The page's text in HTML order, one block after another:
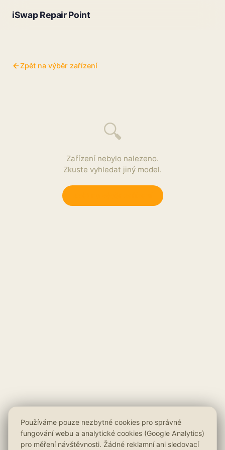
iSwap Repair Point
Zpět na výběr zařízení
🔍
Zařízení nebylo nalezeno.
Zkuste vyhledat jiný model.
Používáme pouze nezbytné cookies pro správné
fungování webu a analytické cookies (Google Analytics)
pro měření návštěvnosti. Žádné reklamní ani sledovací